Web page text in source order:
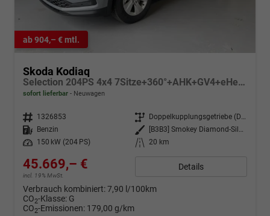
ab 904,– € mtl.
Skoda Kodiaq
Selection 204PS 4x4 7Sitze+360°+AHK+GV4+eHeck+Winter+Parklenk
sofort lieferbar Neuwagen
Fahrzeugnr. 1326853 Getriebe
Doppelkupplungsgetriebe (DSG)
Kraftstoff
Benzin Außenfarbe
[B3B3] Smokey Diamond-Silber Metallic
Leistung
150 kW (204 PS) Kilometerstand 20 km
45.669,– €
incl. 19% MwSt.
Details
Verbrauch kombiniert:7,90 l/100km
CO2-Klasse: G
CO2-Emissionen: 179,00 g/km